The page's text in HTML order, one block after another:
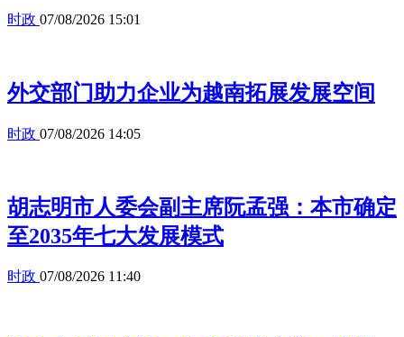
时政 07/08/2026 15:01
外交部门助力企业为越南拓展发展空间
时政 07/08/2026 14:05
胡志明市人委会副主席阮孟强：本市确定
至2035年七大发展模式
时政 07/08/2026 11:40